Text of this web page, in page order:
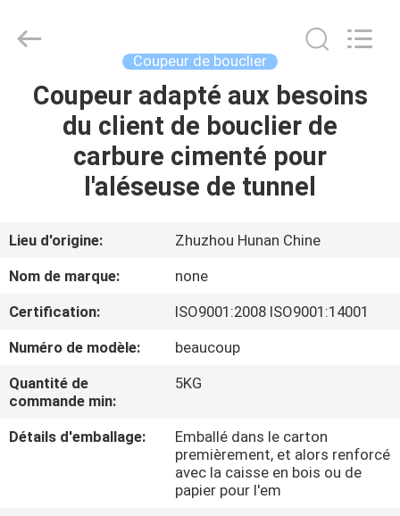
MAISON
PRODUITS
SUJET
DE
NOUS
VISITE
D'USINE
CONTRÔLE
Cemented
Carbide
Reserved.
Coupeur de bouclier
Coupeur adapté aux besoins
du client de bouclier de
carbure cimenté pour
l'aléseuse de tunnel
Lieu d'origine:
Zhuzhou Hunan Chine
Nom de marque:
none
Certification:
ISO9001:2008 ISO9001:14001
Numéro de modèle:
beaucoup
Quantité de
commande min:
5KG
Détails d'emballage:
Emballé dans le carton
premièrement, et alors renforcé
avec la caisse en bois ou de
papier pour l'em